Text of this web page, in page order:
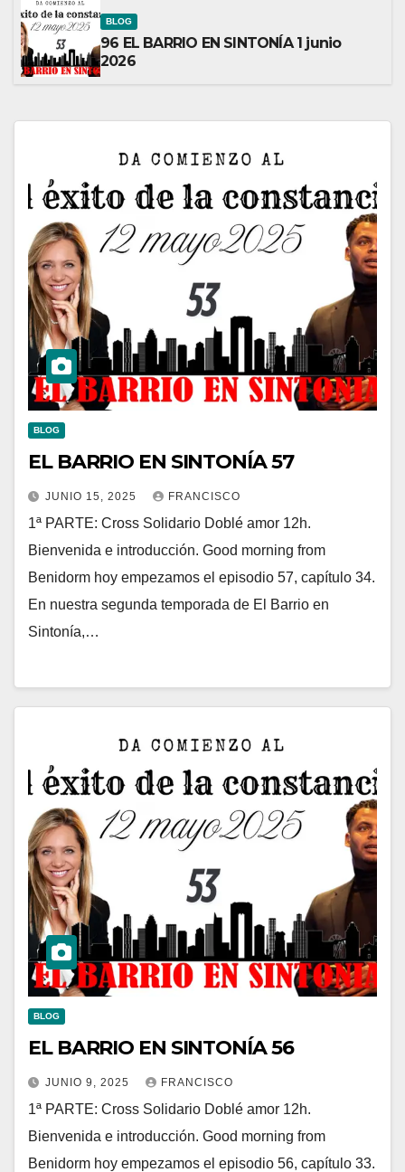
BLOG
96 EL BARRIO EN SINTONÍA 1 junio
2026
BLOG
EL BARRIO EN SINTONÍA 57
JUNIO 15, 2025 FRANCISCO
1ª PARTE: Cross Solidario Doblé amor 12h.
Bienvenida e introducción. Good morning from
Benidorm hoy empezamos el episodio 57, capítulo 34.
En nuestra segunda temporada de El Barrio en
Sintonía,…
BLOG
EL BARRIO EN SINTONÍA 56
JUNIO 9, 2025 FRANCISCO
1ª PARTE: Cross Solidario Doblé amor 12h.
Bienvenida e introducción. Good morning from
Benidorm hoy empezamos el episodio 56, capítulo 33.